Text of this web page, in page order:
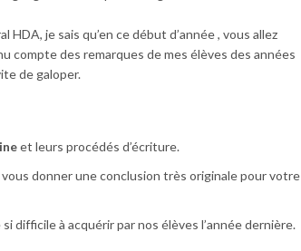
HDA, je sais qu’en ce début d’année , vous allez
compte des remarques de mes élèves des années
de galoper.
et leurs procédés d’écriture.
donner une conclusion très originale pour votre
difficile à acquérir par nos élèves l’année dernière.